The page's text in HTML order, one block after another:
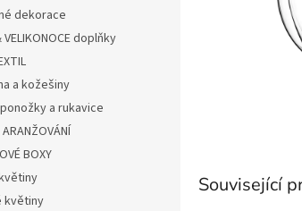
dekorace
VELIKONOCE doplňky
a kožešiny
a rukavice
BOXY
květiny
Související